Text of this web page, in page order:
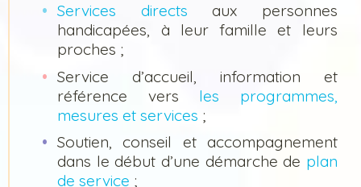
Services directs aux personnes
handicapées, à leur famille et leurs
proches ;
Service d’accueil, information et
référence vers les programmes,
mesures et services ;
Soutien, conseil et accompagnement
dans le début d’une démarche de plan
de service ;